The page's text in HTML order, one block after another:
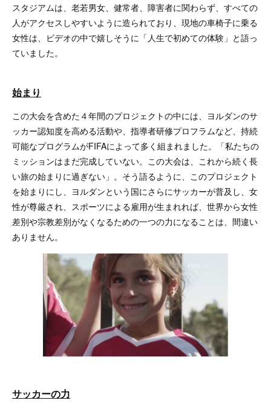
スタジアムは、老若男女、健常者、障害者に関わらず、すべての
人がアクセスしやすいように造られており、現地の車椅子に乗る
女性は、ビデオの中で嬉しそうに「人生で初めての体験」と語っ
ていました。
始まり
この大会を含めた４年間のプロジェクトの中には、ヨルダンのサ
ッカー認知度を高める活動や、指導者研修プロフラムなど、持続
可能なプログラムがFIFAによって多く組まれました。「私たちの
ミッションはまだ完成していない。この大会は、これから続く長
い旅の始まりに過ぎない」。そう語るように、このプロジェクト
を始まりにし、ヨルダンという国にさらにサッカーが普及し、女
性が尊厳され、スポーツによる雇用が生まれれば、世界から女性
差別や宗教差別がなくなるための一つの力になることは、間違い
ありません。
サッカーの力